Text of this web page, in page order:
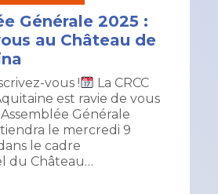
Générale 2025 :
au Château de
vous !
​ La CRCC
est ravie de vous
Générale
le mercredi 9
le cadre
du Château…